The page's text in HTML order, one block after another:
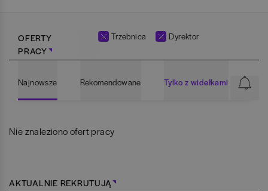
OFERTY
PRACY
Trzebnica Dyrektor
Najnowsze Rekomendowane Tylko z widełkami
Nie znaleziono ofert pracy
AKTUALNIE REKRUTUJĄ